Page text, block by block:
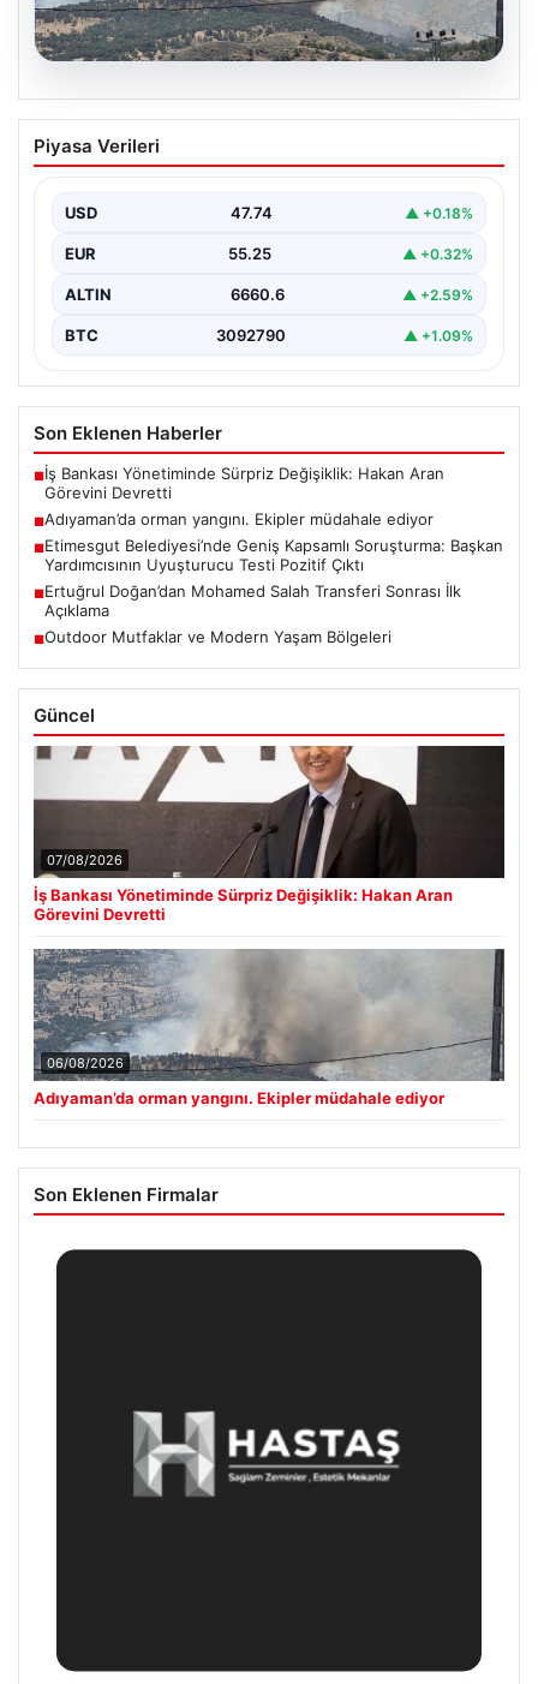
06.08.2026
Adıyaman’da orman yangını. Ekipler
müdahale ediyor
Alınmaya Çalışılıyor", "content": "Adıyaman iline bağlı
Gerger…
Piyasa Verileri
USD 47.74 ▲ +0.18%
EUR 55.25 ▲ +0.32%
ALTIN 6660.6 ▲ +2.59%
BTC 3092790 ▲ +1.09%
Son Eklenen Haberler
■İş Bankası Yönetiminde Sürpriz Değişiklik: Hakan Aran
Görevini Devretti
■Adıyaman’da orman yangını. Ekipler müdahale ediyor
■Etimesgut Belediyesi’nde Geniş Kapsamlı Soruşturma: Başkan
Yardımcısının Uyuşturucu Testi Pozitif Çıktı
■Ertuğrul Doğan’dan Mohamed Salah Transferi Sonrası İlk
Açıklama
■Outdoor Mutfaklar ve Modern Yaşam Bölgeleri
Güncel
07/08/2026
İş Bankası Yönetiminde Sürpriz Değişiklik: Hakan Aran
Görevini Devretti
06/08/2026
Adıyaman’da orman yangını. Ekipler müdahale ediyor
Son Eklenen Firmalar